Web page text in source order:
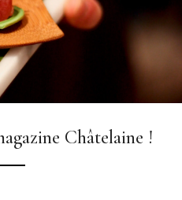
Châtelaine !